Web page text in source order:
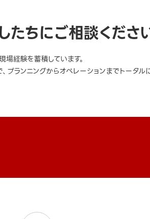
ちにご相談くださ
経験を蓄積しています。
ランニングからオペレーションまでトータル